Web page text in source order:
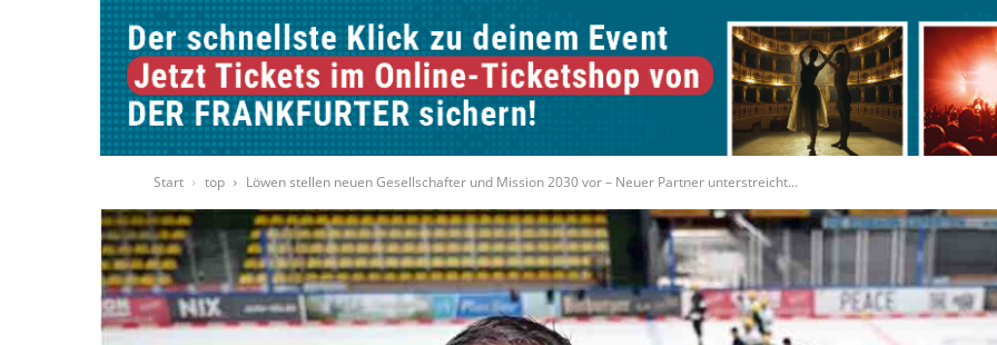
Frankfurter
Start top Löwen stellen neuen Gesellschafter und Mission 2030 vor – Neuer Partner unterstreicht...